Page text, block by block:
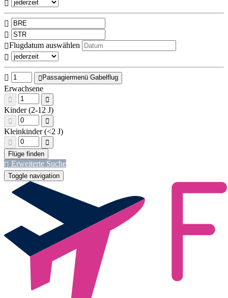
Flugdatum auswählen
Passagiermenü Gabelflug
Erwachsene
Kinder (2-12 J)
Kleinkinder (<2 J)
Erweiterte Suche
Toggle navigation